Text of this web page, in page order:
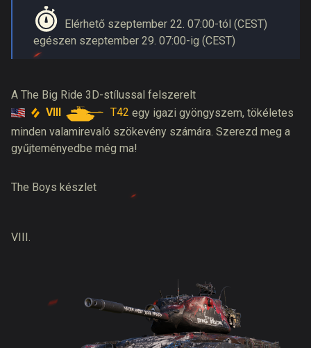
Elérhető szeptember 22. 07:00-tól (CEST)
egészen szeptember 29. 07:00-ig (CEST)
A The Big Ride 3D-stílussal felszerelt
VIII
T42 egy igazi gyöngyszem, tökéletes
minden valamirevaló szökevény számára. Szerezd meg a
gyűjteményedbe még ma!
The Boys készlet
VIII.